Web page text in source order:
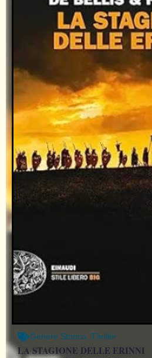
Genere Storico, Thriller
LA STAGIONE DELLE ERINNI